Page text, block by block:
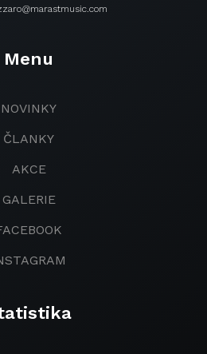
Menu
NOVINKY
ČLANKY
AKCE
GALERIE